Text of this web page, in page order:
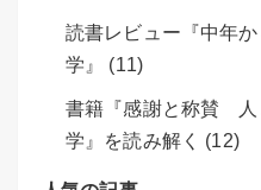
読書レビュー『中年
学』 (11)
書籍『感謝と称賛 人
学』を読み解く (12)